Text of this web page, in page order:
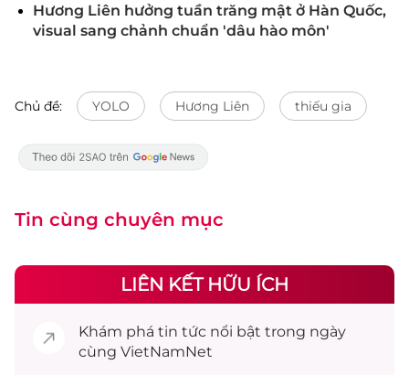
Hương Liên hưởng tuần trăng mật ở Hàn Quốc,
visual sang chảnh chuẩn 'dâu hào môn'
Chủ đề: YOLO Hương Liên thiếu gia
Tin cùng chuyên mục
LIÊN KẾT HỮU ÍCH
Khám phá tin tức nổi bật trong ngày
cùng VietNamNet